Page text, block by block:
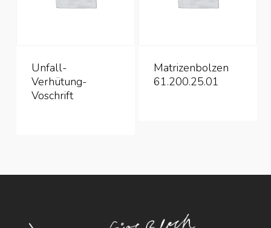
Unfall-
Verhütung-
Voschrift
Matrizenbolzen
61.200.25.01